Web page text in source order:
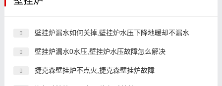
壁挂炉漏水如何关掉,壁挂炉水压下降地暖却不漏水
壁挂炉漏水0水压,壁挂炉水压故障怎么解决
捷克森壁挂炉不点火,捷克森壁挂炉故障